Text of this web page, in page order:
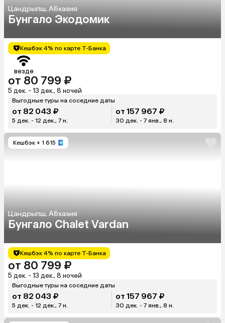
Цандрыпш, Абхазия
Бунгало Экодомик
Кешбэк 4% по карте Т-Банка
везде
от 80 799 ₽
5 дек. - 13 дек., 8 ночей
Выгодные туры на соседние даты
от 82 043 ₽
5 дек. - 12 дек., 7 н.
от 157 967 ₽
30 дек. - 7 янв., 8 н.
Кешбэк + 1 615
Цандрыпш, Абхазия
Бунгало Chalet Vardan
Кешбэк 4% по карте Т-Банка
от 80 799 ₽
5 дек. - 13 дек., 8 ночей
Выгодные туры на соседние даты
от 82 043 ₽
5 дек. - 12 дек., 7 н.
от 157 967 ₽
30 дек. - 7 янв., 8 н.